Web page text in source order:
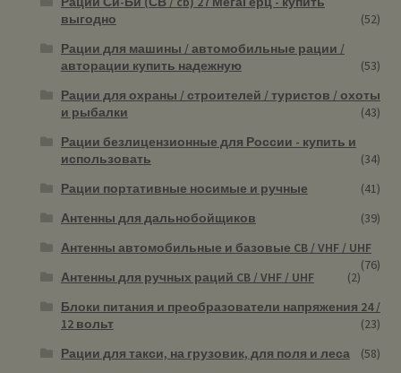
выгодно
(52)
Рации для машины / автомобильные рации /
авторации купить надежную
(53)
Рации для охраны / строителей / туристов / охоты
и рыбалки
(43)
Рации безлицензионные для России - купить и
использовать
(34)
Рации портативные носимые и ручные
(41)
Антенны для дальнобойщиков
(39)
Антенны автомобильные и базовые CB / VHF / UHF
(76)
Антенны для ручных раций CB / VHF / UHF
(2)
Блоки питания и преобразователи напряжения 24 /
12 вольт
(23)
Рации для такси, на грузовик, для поля и леса
(58)